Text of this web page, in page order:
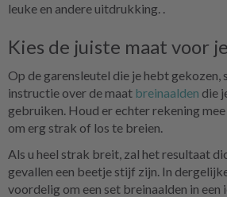
leuke en andere uitdrukking. .
Kies de juiste maat voor
Op de garensleutel die je hebt gekozen,
instructie over de maat breinaalden die
gebruiken. Houd er echter rekening
om erg strak of los te breien.
Als u heel strak breit, zal het resultaat
gevallen een beetje stijf zijn. In
voordelig om een set breinaalden in